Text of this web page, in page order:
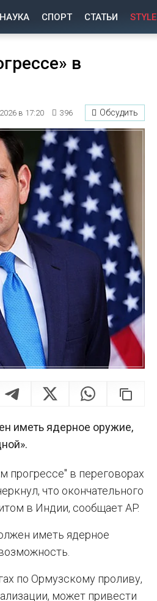
НАУКА СПОРТ СТАТЬИ STYLE
в
в 17:20 396 Обсудить
иметь ядерное оружие,
прогрессе" в переговорах
что окончательного
в Индии, сообщает AP.
иметь ядерное
по Ормузскому проливу,
может привести